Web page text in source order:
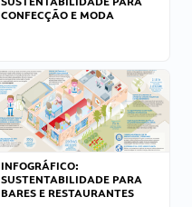
CONFECÇÃO E MODA
INFOGRÁFICO:
SUSTENTABILIDADE PARA
BARES E RESTAURANTES